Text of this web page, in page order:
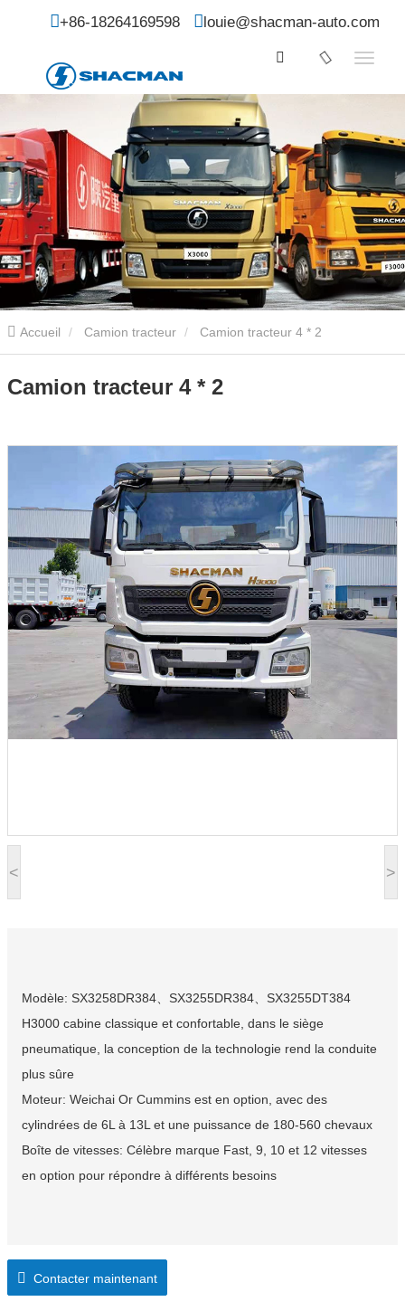
+86-18264169598 louie@shacman-auto.com
Accueil Camion tracteur Camion tracteur 4 * 2
< >
Camion tracteur 4 * 2
Modèle: SX3258DR384、SX3255DR384、SX3255DT384
H3000 cabine classique et confortable, dans le siège
pneumatique, la conception de la technologie rend la conduite
plus sûre
Moteur: Weichai Or Cummins est en option, avec des
cylindrées de 6L à 13L et une puissance de 180-560 chevaux
Boîte de vitesses: Célèbre marque Fast, 9, 10 et 12 vitesses
en option pour répondre à différents besoins
Contacter maintenant